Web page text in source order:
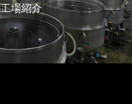
工場紹介